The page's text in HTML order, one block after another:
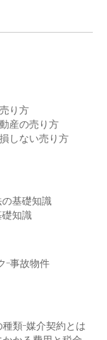
り方
産の売り方
しない売り方
基礎知識
知識
事故物件
種類 媒介契約とは